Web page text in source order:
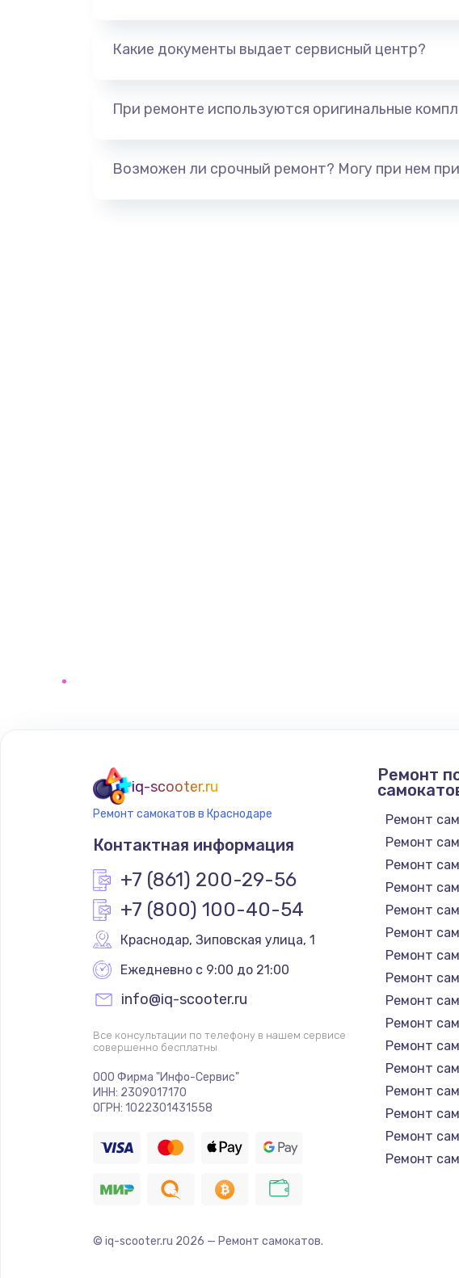
Какие документы выдает сервисный центр?
При ремонте используются оригинальные
Возможен ли срочный ремонт? Могу при нем
iq-scooter.ru
Ремонт самокатов в Краснодаре
Контактная информация
+7 (861) 200-29-56
+7 (800) 100-40-54
Краснодар, Зиповская улица, 1
Ежедневно с 9:00 до 21:00
info@iq-scooter.ru
Все консультации по телефону в нашем сервисе
совершенно бесплатны
ООО Фирма "Инфо-Сервис"
ИНН: 2309017170
ОГРН: 1022301431558
Ремонт
Ремонт
Ремонт
Ремонт
Ремонт
Ремонт
Ремонт
Ремонт
Ремонт
Ремонт
Ремонт
Ремонт
Ремонт
Ремонт
Ремонт
Ремонт
Ремонт
© iq-scooter.ru 2026 — Ремонт самокатов.